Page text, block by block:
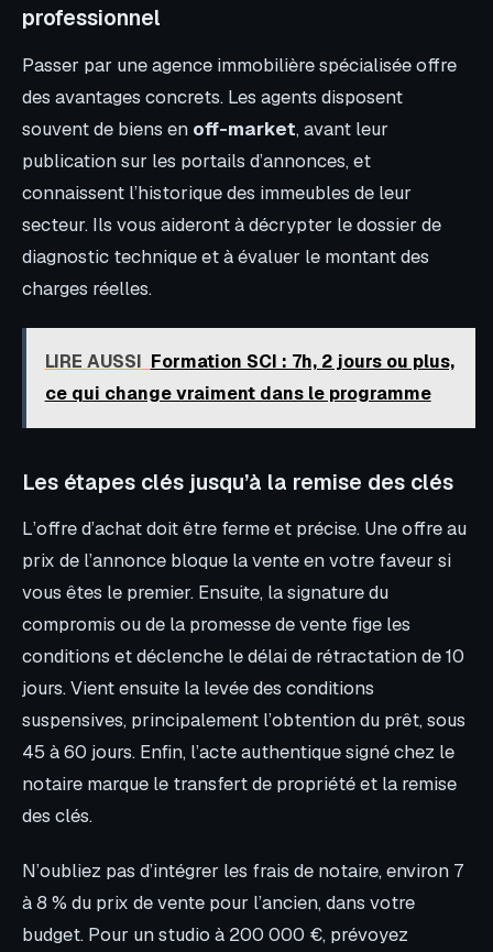
professionnel
Passer par une agence immobilière spécialisée offre
des avantages concrets. Les agents disposent
souvent de biens en off-market, avant leur
publication sur les portails d’annonces, et
connaissent l’historique des immeubles de leur
secteur. Ils vous aideront à décrypter le dossier de
diagnostic technique et à évaluer le montant des
charges réelles.
LIRE AUSSI Formation SCI : 7h, 2 jours ou plus,
ce qui change vraiment dans le programme
Les étapes clés jusqu’à la remise des clés
L’offre d’achat doit être ferme et précise. Une offre au
prix de l’annonce bloque la vente en votre faveur si
vous êtes le premier. Ensuite, la signature du
compromis ou de la promesse de vente fige les
conditions et déclenche le délai de rétractation de 10
jours. Vient ensuite la levée des conditions
suspensives, principalement l’obtention du prêt, sous
45 à 60 jours. Enfin, l’acte authentique signé chez le
notaire marque le transfert de propriété et la remise
des clés.
N’oubliez pas d’intégrer les frais de notaire, environ 7
à 8 % du prix de vente pour l’ancien, dans votre
budget. Pour un studio à 200 000 €, prévoyez